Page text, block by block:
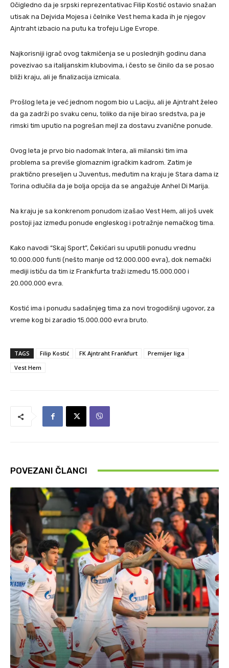
Očigledno da je srpski reprezentativac Filip Kostić ostavio snažan
utisak na Dejvida Mojesa i čelnike Vest hema kada ih je njegov
Ajntraht izbacio na putu ka trofeju Lige Evrope.
Najkorisniji igrač ovog takmičenja se u poslednjih godinu dana
povezivao sa italijanskim klubovima, i često se činilo da se posao
bliži kraju, ali je finalizacija izmicala.
Prošlog leta je već jednom nogom bio u Laciju, ali je Ajntraht želeo
da ga zadrži po svaku cenu, toliko da nije birao sredstva, pa je
rimski tim uputio na pogrešan mejl za dostavu zvanične ponude.
Ovog leta je prvo bio nadomak Intera, ali milanski tim ima
problema sa previše glomaznim igračkim kadrom. Zatim je
praktično preseljen u Juventus, međutim na kraju je Stara dama iz
Torina odlučila da je bolja opcija da se angažuje Anhel Di Marija.
Na kraju je sa konkrenom ponudom izašao Vest Hem, ali još uvek
postoji jaz između ponude engleskog i potražnje nemačkog tima.
Kako navodi “Skaj Sport”, Čekićari su uputili ponudu vrednu
10.000.000 funti (nešto manje od 12.000.000 evra), dok nemački
mediji ističu da tim iz Frankfurta traži između 15.000.000 i
20.000.000 evra.
Kostić ima i ponudu sadašnjeg tima za novi trogodišnji ugovor, za
vreme kog bi zaradio 15.000.000 evra bruto.
TAGS Filip Kostić FK Ajntraht Frankfurt
Premijer liga
Vest Hem
POVEZANI ČLANCI